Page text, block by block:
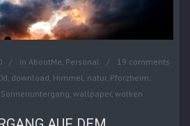
in AboutMe Personal
19 comments
download Himmel natur, Pforzheim
Sonnenuntergang wallpaper, wolken